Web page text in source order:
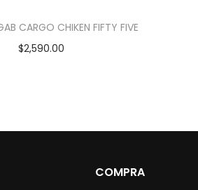
CARGO CHIKEN FIFTY FIVE
$2,590.00
COMPRA